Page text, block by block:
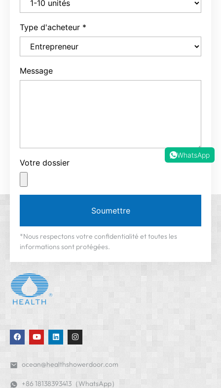
Type d'acheteur *
Message
Votre dossier
Soumettre
*Nous respectons votre confidentialité et toutes les
informations sont protégées.
ocean@healthshowerdoor.com
+86 18138393413（WhatsApp）
WhatsApp